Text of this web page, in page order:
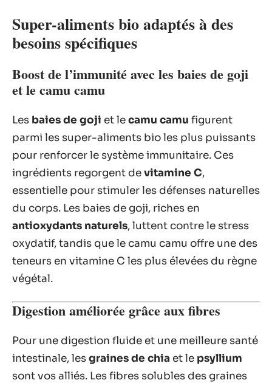
Super-aliments bio adaptés à des
besoins spécifiques
Boost de l’immunité avec les baies de goji
et le camu camu
Les baies de goji et lecamu camu figurent
parmi les super-aliments bio les plus puissants
pour renforcer le système immunitaire. Ces
ingrédients regorgent devitamine C,
essentielle pour stimuler les défenses naturelles
du corps. Les baies de goji, riches en
antioxydants naturels, luttent contre le stress
oxydatif, tandis que le camu camu offre une des
teneurs en vitamine C les plus élevées du règne
végétal.
Digestion améliorée grâce aux fibres
Pour une digestion fluide et une meilleure santé
intestinale, lesgraines de chia et le psyllium
sont vos alliés. Les fibres solubles des graines